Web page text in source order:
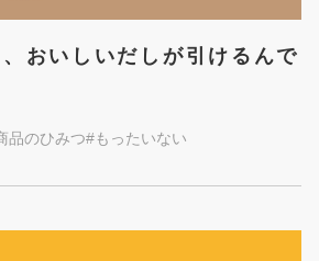
おいしいだしが引けるんで
品のひみつ#もったいない